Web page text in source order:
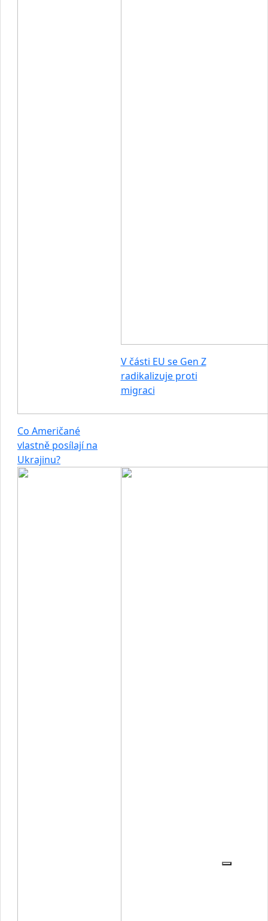
Co Američané
vlastně posílají na
Ukrajinu?
V části EU se Gen Z
radikalizuje proti
migraci